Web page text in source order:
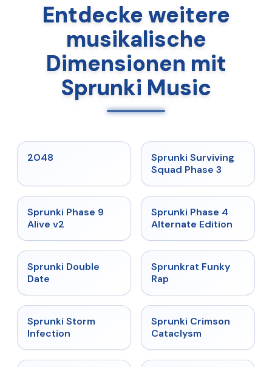
Entdecke weitere
musikalische
Dimensionen mit
Sprunki Music
2048 ★ 4.7
Sprunki Surviving
Squad Phase 3
★
Sprunki Phase 9
Alive v2
★
Sprunki Phase 4
Alternate Edition
★
Sprunki Double
Date
★ 4.7
Sprunkrat Funky
Rap
★
Sprunki Storm
Infection
★ 4.7
Sprunki Crimson
Cataclysm